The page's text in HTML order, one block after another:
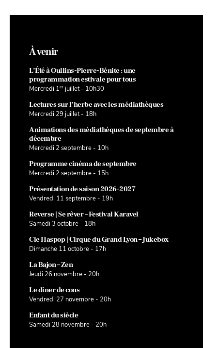
À venir
L’Été à Oullins-Pierre-Bénite : une
programmation estivale pour tous
Mercredi 1er juillet - 10h30
Lectures sur l’herbe avec les médiathèques
Mercredi 29 juillet - 18h
Animations des médiathèques de septembre à
décembre
Mercredi 2 septembre - 10h
Programme cinéma de septembre
Mercredi 2 septembre - 15h
Présentation de saison 2026-2027
Vendredi 11 septembre - 19h
Reverse | Se rêver – Festival Karavel
Samedi 3 octobre - 18h
Cie Haspop | Cirque du Grand Lyon – Jukebox
Dimanche 11 octobre - 17h
La Bajon – Zen
Jeudi 26 novembre - 20h
Le dîner de cons
Vendredi 27 novembre - 20h
Enfant du siècle
Samedi 28 novembre - 20h